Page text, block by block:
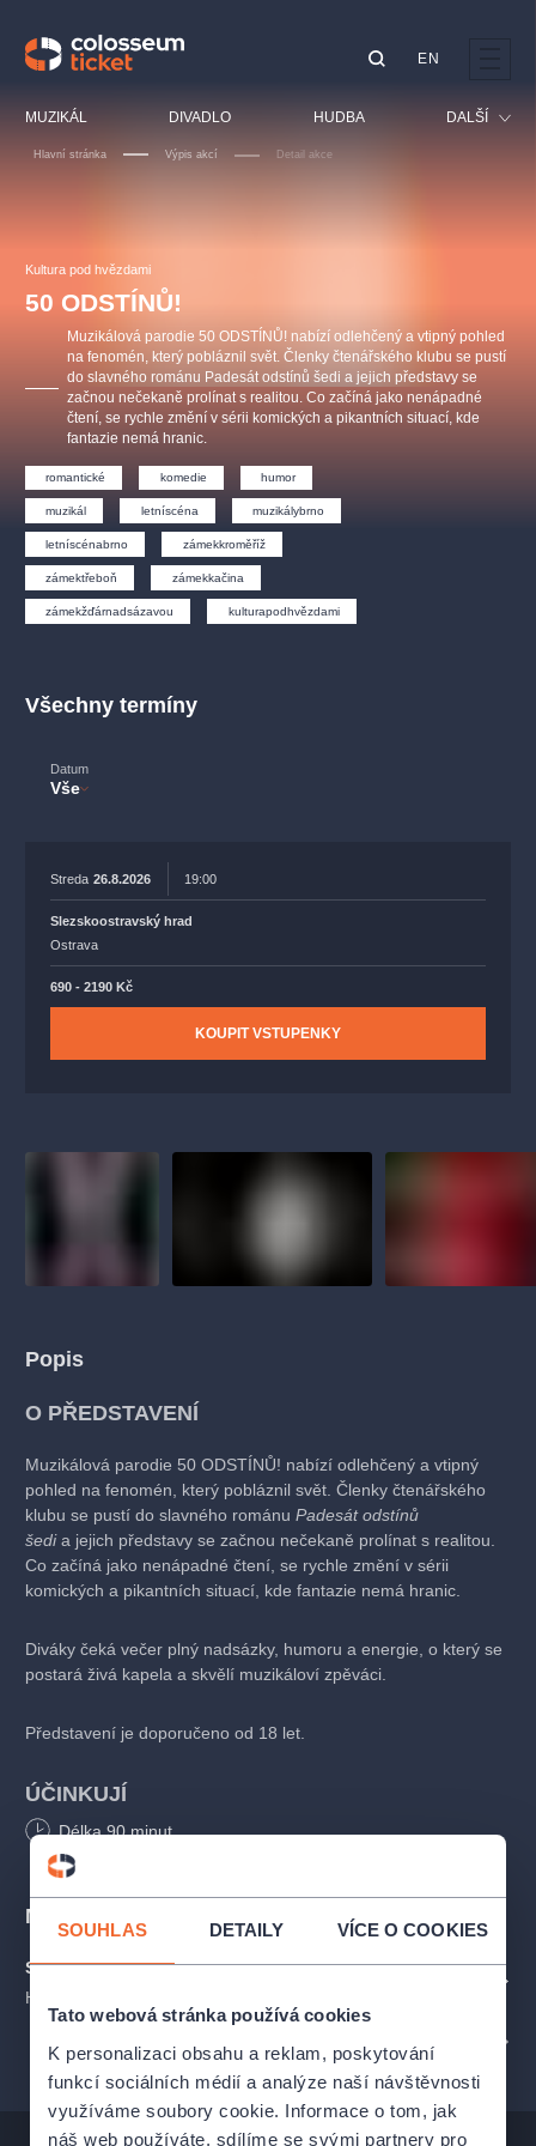
SOUHLAS DETAILY VÍCE O COOKIES
Tato webová stránka používá cookies
K personalizaci obsahu a reklam, poskytování
funkcí sociálních médií a analýze naší návštěvnosti
využíváme soubory cookie. Informace o tom, jak
náš web používáte, sdílíme se svými partnery pro
MUZIKÁL DIVADLO HUDBA DALŠÍ
Sport
Ostatní
EN
Hlavní stránka Výpis akcí Detail akce
Kultura pod hvězdami
50 ODSTÍNŮ!
Muzikálová parodie 50 ODSTÍNŮ! nabízí odlehčený a vtipný pohled
na fenomén, který pobláznil svět. Členky čtenářského klubu se pustí
do slavného románu Padesát odstínů šedi a jejich představy se
začnou nečekaně prolínat s realitou. Co začíná jako nenápadné
čtení, se rychle změní v sérii komických a pikantních situací, kde
fantazie nemá hranic.
romantické komedie humor
muzikál letníscéna muzikálybrno
letníscénabrno zámekkroměříž
zámektřeboň zámekkačina
zámekžďárnadsázavou kulturapodhvězdami
Všechny termíny
Datum
Vše
Streda 26.8.2026 19:00
Slezskoostravský hrad
Ostrava
690 - 2190 Kč
KOUPIT VSTUPENKY
Popis
O PŘEDSTAVENÍ
Muzikálová parodie 50 ODSTÍNŮ! nabízí odlehčený a vtipný
pohled na fenomén, který pobláznil svět. Členky čtenářského
klubu se pustí do slavného románu Padesát odstínů
šedia jejich představy se začnou nečekaně prolínat s realitou.
Co začíná jako nenápadné čtení, se rychle změní v sérii
komických a pikantních situací, kde fantazie nemá hranic.
Diváky čeká večer plný nadsázky, humoru a energie, o který se
postará živá kapela a skvělí muzikáloví zpěváci.
Představení je doporučeno od 18 let.
ÚČINKUJÍ
Přemysl Pálek
Charlotte Doubravová
Kateřina Bohatová
Kateřina Steinerová
Vanda Károlyi
Miroslav Hrabě
Ondřej Černý
Eliška Kenclová
Markéta Šandová
Jakub Sedláček
Délka 90 minut
Místa
Slezskoostravský hrad
Hradní 1, Ostrava
OBYČEJNÁ HOLKA
Agentura 44, s.r.o.
Ostatní hledají
muzikálypraha
Nejnavštěvovanější
muzikálypraha divadlopraha
filmováhudba státníopera
národnídivadlo činohra